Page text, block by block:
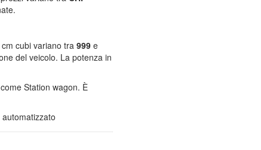
cm cubi variano tra999 e
del veicolo. La potenza in
Station wagon. È